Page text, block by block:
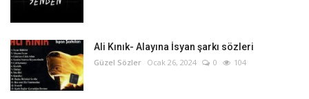
Ali Kınık- Alayına İsyan şarkı sözleri
Güzel Sözler Ocak 26, 2024 0 104